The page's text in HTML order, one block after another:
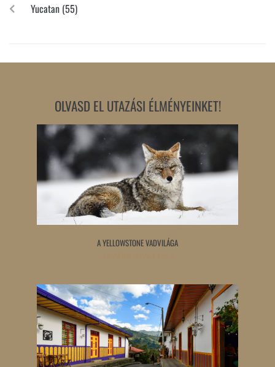
Yucatan (55)
OLVASD EL UTAZÁSI ÉLMÉNYEINKET!
A YELLOWSTONE VADVILÁGA